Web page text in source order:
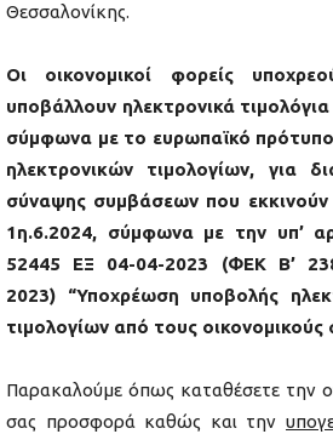
Θεσσαλονίκης.
Οι οικονομικοί φορείς
υποβάλλουν ηλεκτρονικά τιμολόγια
σύμφωνα με το ευρωπαϊκό
ηλεκτρονικών τιμολογίων, για
σύναψης συμβάσεων που εκκινούν
1η.6.2024, σύμφωνα με την υπ’
52445 ΕΞ 04-04-2023 (ΦΕΚ Β’
2023) “Υποχρέωση υποβολής
τιμολογίων από τους οικονομικούς
Παρακαλούμε όπως καταθέσετε την
σας προσφορά καθώς και την